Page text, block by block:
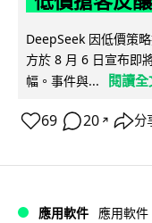
DeepSeek 因低價策
方於 8 月 6 日宣布即
幅。事件與...
閱讀全
69 20 ↗ 分
應用軟件 應用軟件